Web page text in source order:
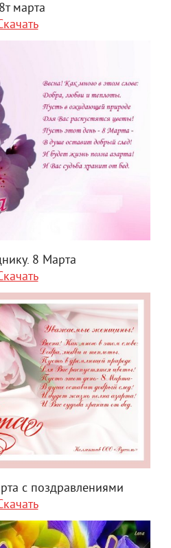
марта
8 Марта
с поздравлениями